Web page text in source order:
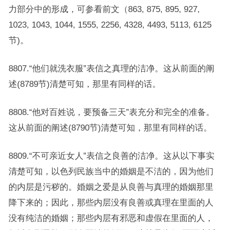
力部分中的形成，可参看前文（863, 875, 895, 927,
1023, 1043, 1044, 1555, 2256, 4328, 4493, 5113, 6125
节)。
8807.“他们就洗衣服”表信之真理的洁净。这从前面的阐
述(8789节)清楚可知，那里有同样的话。
8808.“他对百姓说，要预备三天”表充分和完全的准备。
这从前面的阐述(8790节)清楚可知，那里有同样的话。
8809.“不可亲近女人”表信之良善的洁净。这从以下事实
清楚可知，以色列民族当中的婚姻是不洁的，因为他们
的内层是污秽的。婚姻之爱是从良善与真理的婚姻那里
降下来的；因此，那些内层没有良善或真理在里面的人
没有纯洁的婚姻；那些内层有邪恶和虚假在里面的人，